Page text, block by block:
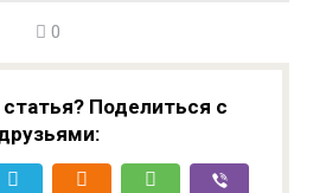
0
Поделиться с